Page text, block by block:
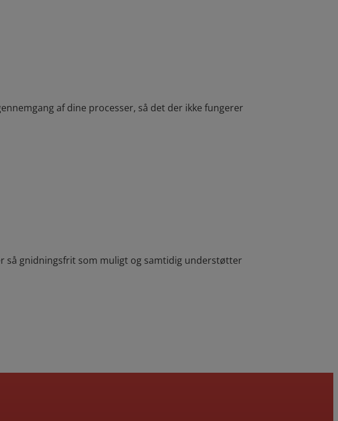
af dine processer, så det der ikke fungerer
så gnidningsfrit som muligt og samtidig understøtter